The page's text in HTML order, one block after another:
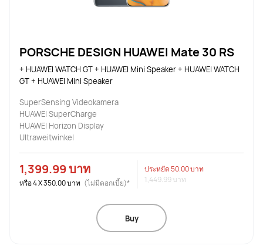
PORSCHE DESIGN HUAWEI Mate 30 RS
+ HUAWEI WATCH GT + HUAWEI Mini Speaker + HUAWEI WATCH
GT + HUAWEI Mini Speaker
SuperSensing Videokamera
HUAWEI SuperCharge
HUAWEI Horizon Display
Ultraweitwinkel
1,399.99 บาท
หรือ4X350.00 บาท (ไม่มีดอกเบี้ย)*
ประหยัด 50.00 บาท
1,449.99 บาท
Buy